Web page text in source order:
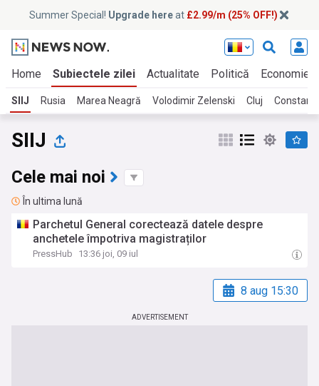
Summer Special! Upgrade hereat £2.99/m (25% OFF!)
Home Subiectele zilei Actualitate Politică Economie
SIIJ Rusia Marea Neagră Volodimir Zelenski Cluj
SIIJ
Cele mai noi
În ultima lună
Parchetul General corectează datele despre
anchetele împotriva magistraților
PressHub 13:36 joi, 09 iul
8 aug 15:30
ADVERTISEMENT